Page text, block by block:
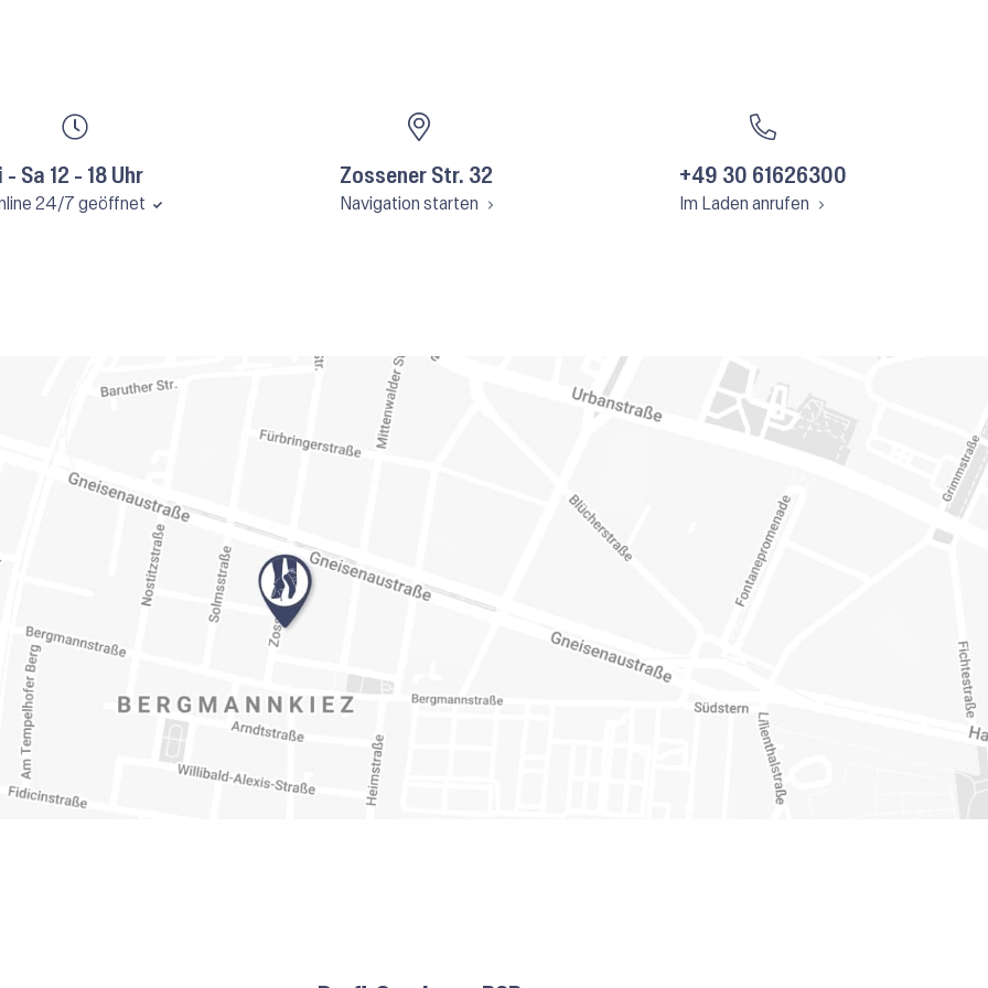
- Sa 12 - 18 Uhr
24/7 geöffnet
Zossener Str. 32
Navigation starten
+49 30 61626300
Im Laden anrufen